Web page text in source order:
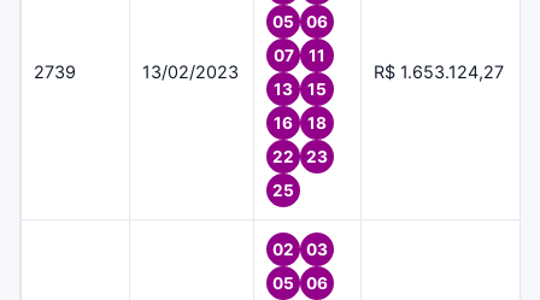
2739 13/02/2023
05
06
07
11
13
15
16
18
22
23
25
R$ 1.653.124,27
02
03
05
06